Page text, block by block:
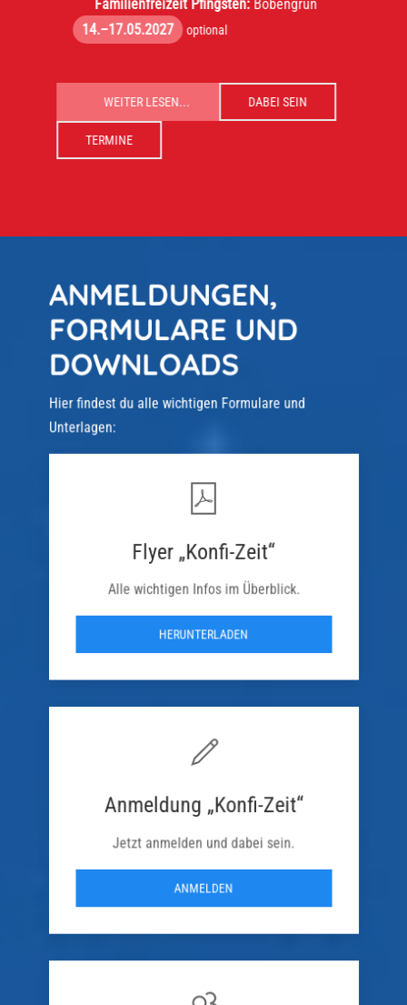
Familienfreizeit Pfingsten:Bobengrün
14.–17.05.2027
optional
WEITER LESEN... DABEI SEIN
TERMINE
ANMELDUNGEN,
FORMULARE UND
DOWNLOADS
Unterlagen:
Flyer „Konfi-Zeit“
Alle wichtigen Infos im Überblick.
Anmeldung „Konfi-Zeit“
Jetzt anmelden und dabei sein.
ANMELDEN